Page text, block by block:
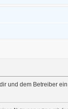
und dem Betreiber